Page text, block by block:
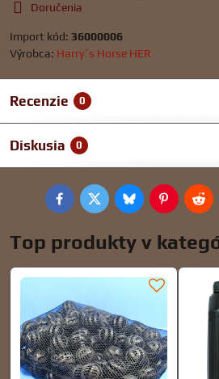
Doručenia
Import kód: 36000006
Výrobca: Harry´s Horse HER
Recenzie 0
Diskusia 0
FacebookTwitterBlueskyPinterest
Top produkty v